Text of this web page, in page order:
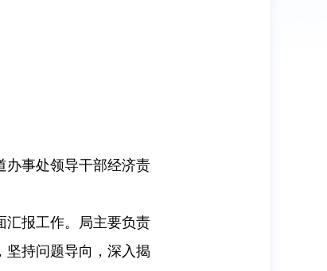
办事处领导干部经济责
汇报工作。局主要负责
坚持问题导向，深入揭